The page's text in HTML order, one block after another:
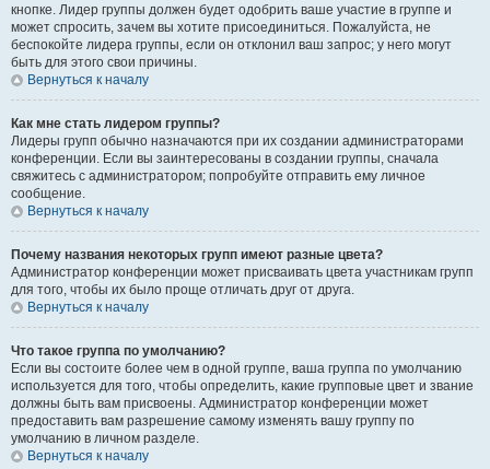
кнопке. Лидер группы должен будет одобрить ваше участие в группе и
может спросить, зачем вы хотите присоединиться. Пожалуйста, не
беспокойте лидера группы, если он отклонил ваш запрос; у него могут
быть для этого свои причины.
Вернуться к началу
Как мне стать лидером группы?
Лидеры групп обычно назначаются при их создании администраторами
конференции. Если вы заинтересованы в создании группы, сначала
свяжитесь с администратором; попробуйте отправить ему личное
сообщение.
Вернуться к началу
Почему названия некоторых групп имеют разные цвета?
Администратор конференции может присваивать цвета участникам групп
для того, чтобы их было проще отличать друг от друга.
Вернуться к началу
Что такое группа по умолчанию?
Если вы состоите более чем в одной группе, ваша группа по умолчанию
используется для того, чтобы определить, какие групповые цвет и звание
должны быть вам присвоены. Администратор конференции может
предоставить вам разрешение самому изменять вашу группу по
умолчанию в личном разделе.
Вернуться к началу